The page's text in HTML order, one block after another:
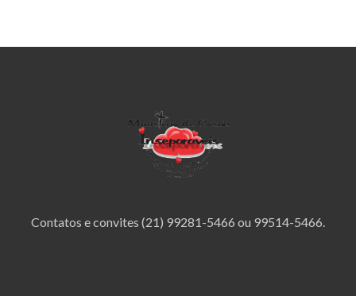
Contatos e convites (21) 99281-5466 ou 99514-5466.